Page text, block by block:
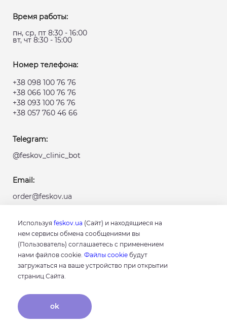
Используя feskov.ua (Сайт) и находящиеся на
нем сервисы обмена сообщениями вы
(Пользователь) соглашаетесь с применением
нами файлов cookie. Файлы cookie будут
загружаться на ваше устройство при открытии
страниц Сайта.
ok
Время работы:
пн, ср, пт 8:30 - 16:00
вт, чт 8:30 - 15:00
Номер телефона:
+38 098 100 76 76
+38 066 100 76 76
+38 093 100 76 76
+38 057 760 46 66
Telegram:
@feskov_clinic_bot
Email:
order@feskov.ua
Следите за нами
Клиника проф. Феськова А.М. © 2026
Контакты
Цены